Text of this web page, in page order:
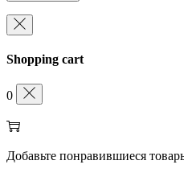
Shopping cart
0
Добавьте понравившиеся